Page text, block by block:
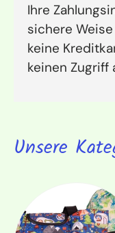
Ihre
sichere
keine
keinen Zugriff
Unsere